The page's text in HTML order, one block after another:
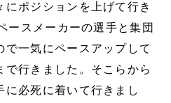
ポジションを上げて行き
ースメーカーの選手と集団
で一気にペースアップして
で行きました。そこらから
に必死に着いて行きまし